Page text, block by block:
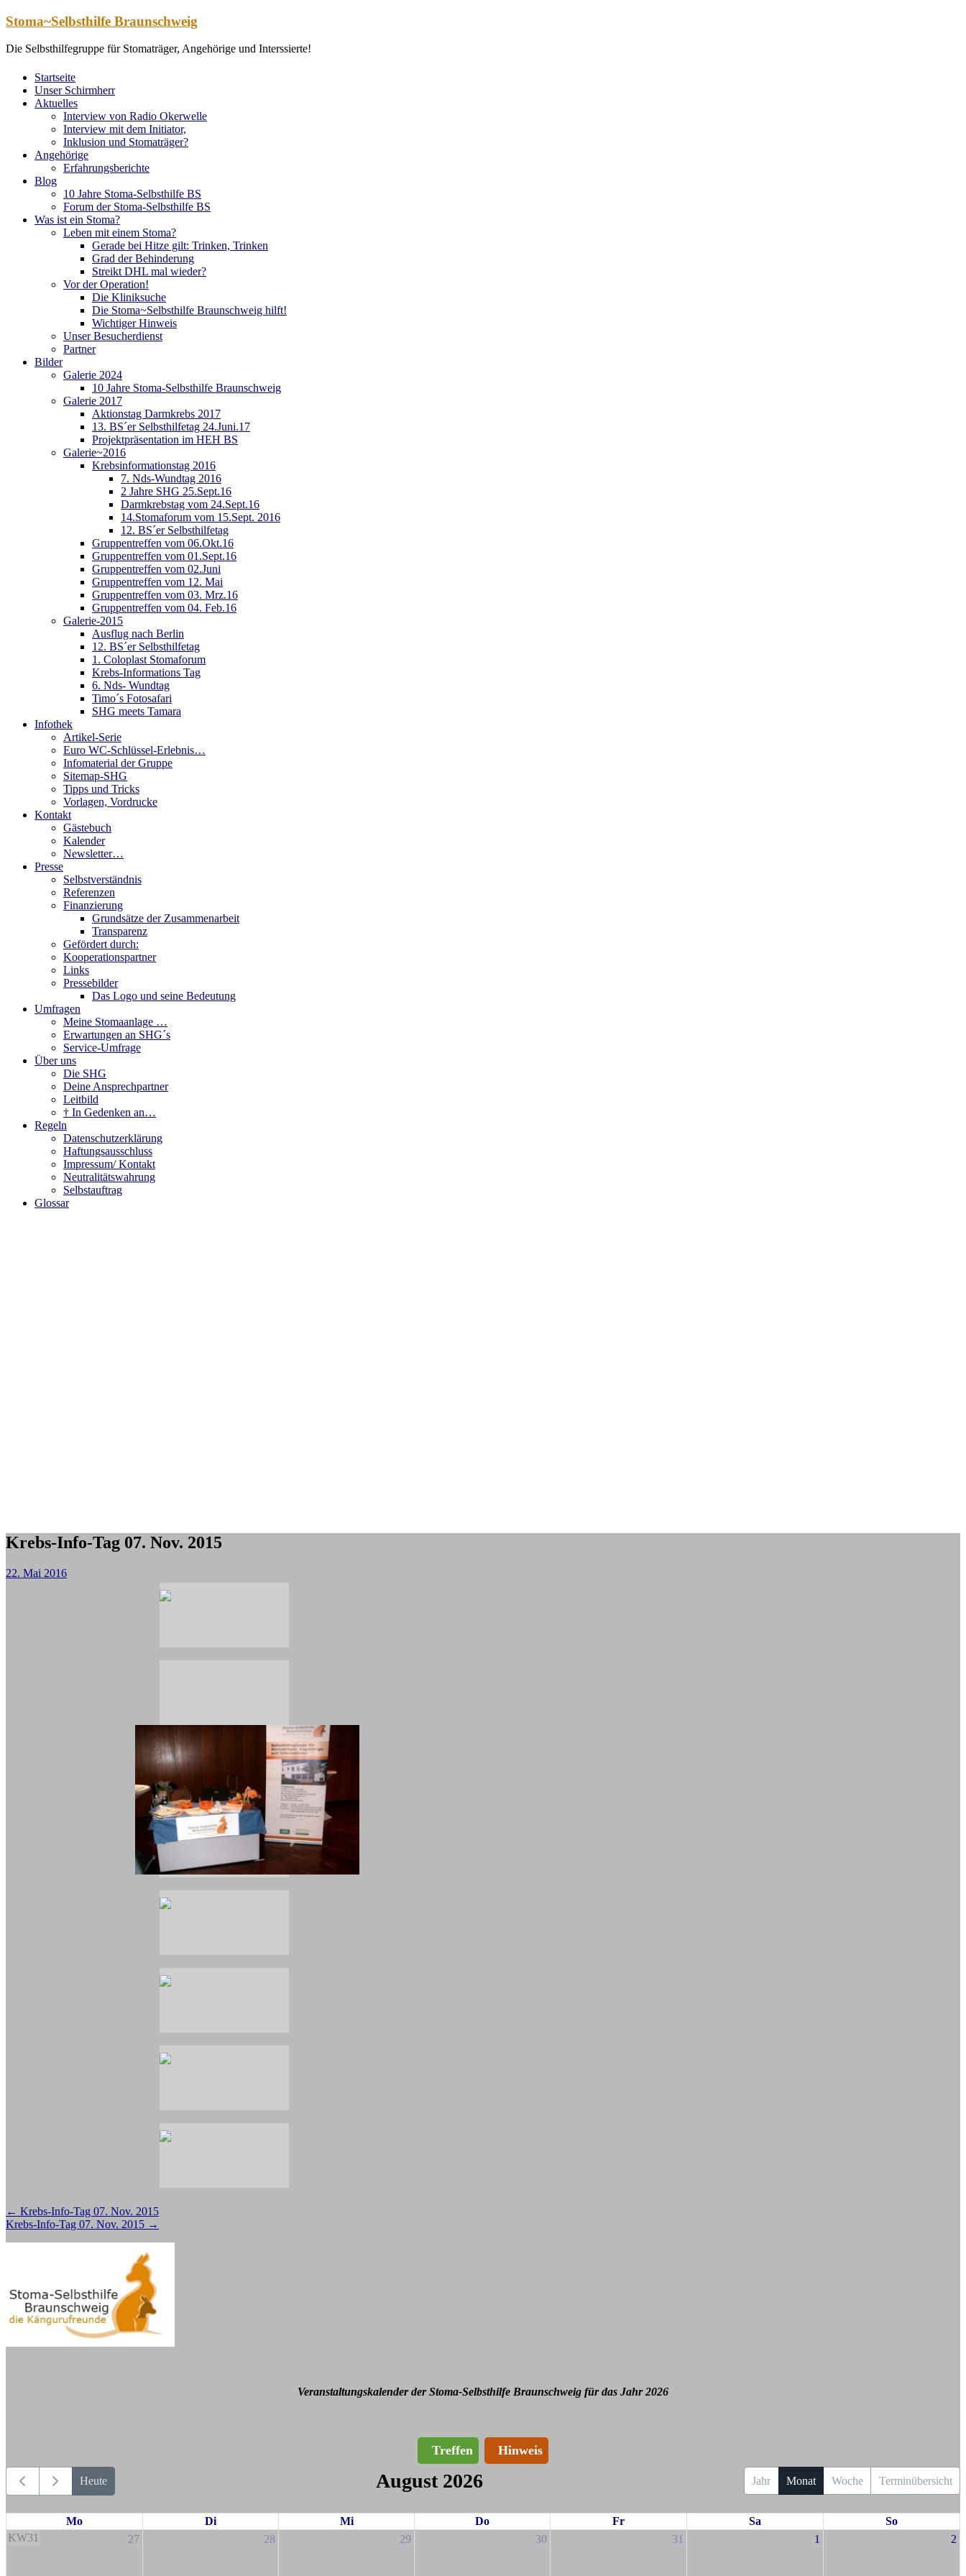
Zum
springen
Stoma~Selbsthilfe Braunschweig
Die Selbsthilfegruppe für Stomaträger, Angehörige und Interssierte!
Startseite
Unser Schirmherr
Aktuelles
Interview von Radio Okerwelle
Interview mit dem Initiator,
Inklusion und Stomaträger?
Angehörige
Erfahrungsberichte
Blog
10 Jahre Stoma-Selbsthilfe BS
Forum der Stoma-Selbsthilfe BS
Was ist ein Stoma?
Leben mit einem Stoma?
Gerade bei Hitze gilt: Trinken, Trinken
Grad der Behinderung
Streikt DHL mal wieder?
Vor der Operation!
Die Kliniksuche
Die Stoma~Selbsthilfe Braunschweig hilft!
Wichtiger Hinweis
Unser Besucherdienst
Partner
Bilder
Galerie 2024
10 Jahre Stoma-Selbsthilfe Braunschweig
Galerie 2017
Aktionstag Darmkrebs 2017
13. BS´er Selbsthilfetag 24.Juni.17
Projektpräsentation im HEH BS
Galerie~2016
Krebsinformationstag 2016
7. Nds-Wundtag 2016
2 Jahre SHG 25.Sept.16
Darmkrebstag vom 24.Sept.16
14.Stomaforum vom 15.Sept. 2016
12. BS´er Selbsthilfetag
Gruppentreffen vom 06.Okt.16
Gruppentreffen vom 01.Sept.16
Gruppentreffen vom 02.Juni
Gruppentreffen vom 12. Mai
Gruppentreffen vom 03. Mrz.16
Gruppentreffen vom 04. Feb.16
Galerie-2015
Ausflug nach Berlin
12. BS´er Selbsthilfetag
1. Coloplast Stomaforum
Krebs-Informations Tag
6. Nds- Wundtag
Timo´s Fotosafari
SHG meets Tamara
Infothek
Artikel-Serie
Euro WC-Schlüssel-Erlebnis…
Infomaterial der Gruppe
Sitemap-SHG
Tipps und Tricks
Vorlagen, Vordrucke
Kontakt
Gästebuch
Kalender
Newsletter…
Presse
Selbstverständnis
Referenzen
Finanzierung
Grundsätze der Zusammenarbeit
Transparenz
Gefördert durch:
Kooperationspartner
Links
Pressebilder
Das Logo und seine Bedeutung
Umfragen
Meine Stomaanlage …
Erwartungen an SHG´s
Service-Umfrage
Über uns
Die SHG
Deine Ansprechpartner
Leitbild
† In Gedenken an…
Regeln
Datenschutzerklärung
Haftungsausschluss
Impressum/ Kontakt
Neutralitätswahrung
Selbstauftrag
Glossar
Krebs-Info-Tag 07. Nov. 2015
22. Mai 2016
Beitragsnavigation
← Krebs-Info-Tag 07. Nov. 2015
Krebs-Info-Tag 07. Nov. 2015 →
Veranstaltungskalender der Stoma-Selbsthilfe Braunschweig für das Jahr 2026
Treffen Hinweis
Heute August 2026 Jahr Monat Woche Terminübersicht
Mo Di Mi Do Fr Sa
So
KW31
27 28 29 30 31 1 2